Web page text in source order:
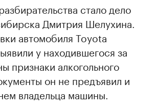
/ 00:00
стало дело
Дмитрия Шелухина.
автомобиля Toyota
у находившегося за
признаки алкогольного
он не предъявил и
владельца машины.